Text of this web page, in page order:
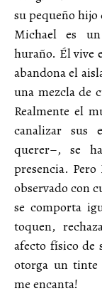
su pequeño hijo
Michael es
huraño. Él vive
abandona el
una mezcla de
Realmente el
canalizar sus
querer–, se
presencia.
observado con
se comporta
toquen,
afecto físico de
otorga un tinte
me encanta!